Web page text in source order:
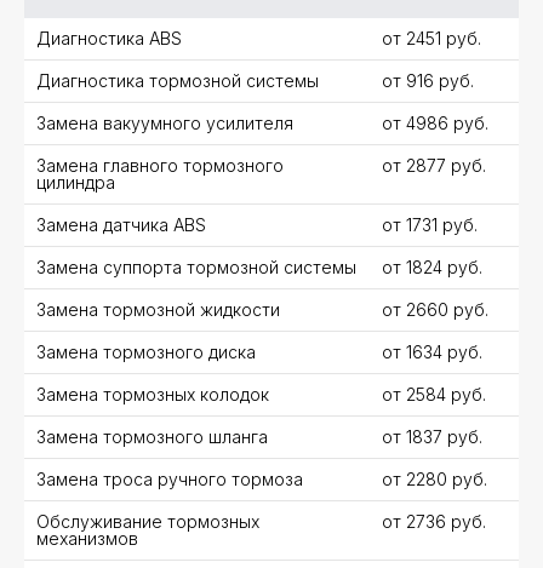
Диагностика ABS от 2451 руб.
Диагностика тормозной системы от 916 руб.
Замена вакуумного усилителя от 4986 руб.
Замена главного тормозного
цилиндра
от 2877 руб.
Замена датчика ABS от 1731 руб.
Замена суппорта тормозной системы от 1824 руб.
Замена тормозной жидкости от 2660 руб.
Замена тормозного диска от 1634 руб.
Замена тормозных колодок от 2584 руб.
Замена тормозного шланга от 1837 руб.
Замена троса ручного тормоза от 2280 руб.
Обслуживание тормозных
механизмов
от 2736 руб.
Выдаем подробные рекомендации
и расчет стоимости ремонта
или обслуживания
Оставить заявку
Получите онлайн консультацию
по телефону или в месседжерах
ПОЗВОНИТЬ
РЕМОНТА DSG И S-TRONIC
ДО ПОЛНОГО ВОССТАНОВЛЕНИЯ
ФОТО И ИСТОРИИ РЕМОНТА
И
5 ЗВЕЗД В ЯНДЕКС